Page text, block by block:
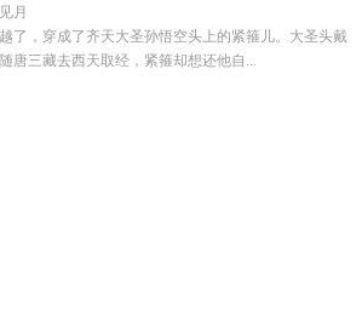
月
了，穿成了齐天大圣孙悟空头上的紧箍儿。大圣头戴
唐三藏去西天取经，紧箍却想还他自...